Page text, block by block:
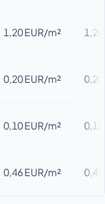
1,20 EUR/m²
0,20 EUR/m²
0,10 EUR/m²
0,46 EUR/m²